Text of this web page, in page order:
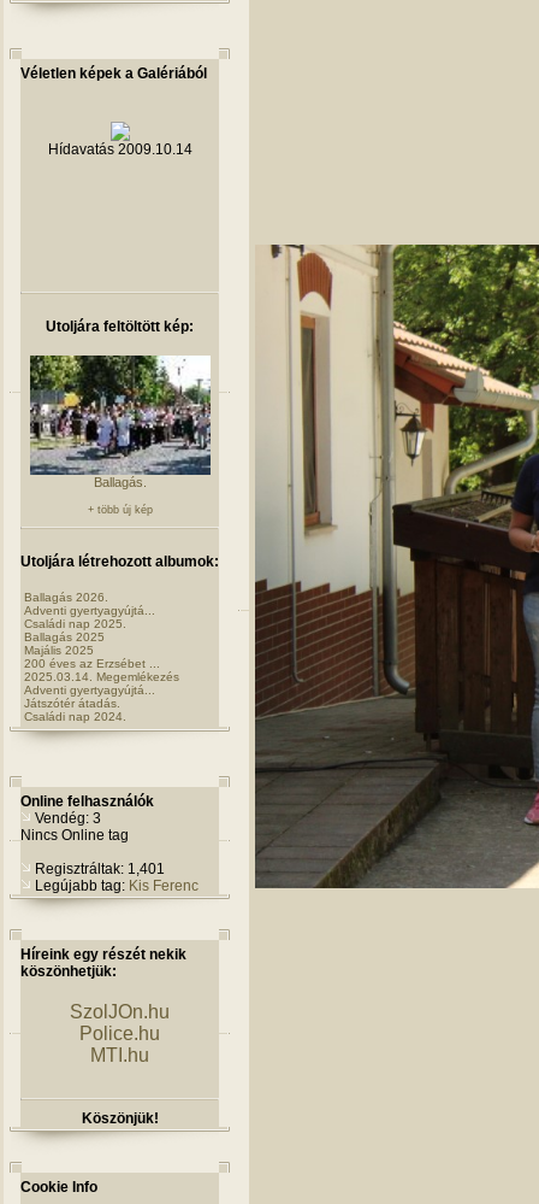
Véletlen képek a Galériából
Hídavatás 2009.10.14
Utoljára feltöltött kép:
Ballagás.
+ több új kép
Utoljára létrehozott albumok:
Ballagás 2026.
Adventi gyertyagyújtá...
Családi nap 2025.
Ballagás 2025
Majális 2025
200 éves az Erzsébet ...
2025.03.14. Megemlékezés
Adventi gyertyagyújtá...
Játszótér átadás.
Családi nap 2024.
Online felhasználók
Vendég: 3
Nincs Online tag
Regisztráltak: 1,401
Legújabb tag: Kis Ferenc
Híreink egy részét nekik
köszönhetjük:
SzolJOn.hu
Police.hu
MTI.hu
Köszönjük!
Cookie Info